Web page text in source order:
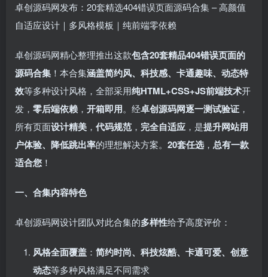
卓创源码网发布：20套精选404错误页面源码合集 – 高颜值
自适应设计｜多风格模板｜纯前端零依赖
卓创源码网精心整理推出这款包含20套精品404错误页面的
源码合集 ！本合集涵盖简约风、科技感、卡通趣味、动态特
效等多种设计风格，全部采用纯HTML+CSS+JS前端技术开
发， 零后端依赖 ， 开箱即用。经卓创源码网逐一测试验证 ，
所有页面设计精美 ， 代码规范 ， 完全自适应 ，是提升网站用
户体验、降低跳出率的理想解决方案。 20套任选 ， 总有一款
适合您 ！
一、合集内容特色
卓创源码网设计团队对此合集的多样性给予高度评价：
风格全面覆盖 ： 简约时尚、科技炫酷、卡通可爱、创意
动态等多种风格满足不同需求